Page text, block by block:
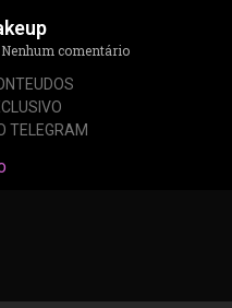
Nenhum comentário
TELEGRAM